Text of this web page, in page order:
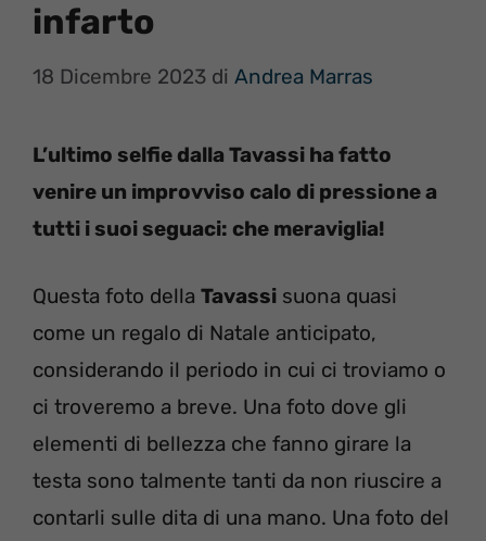
infarto
18 Dicembre 2023 di Andrea Marras
L’ultimo selfie dalla Tavassi ha fatto
venire un improvviso calo di pressione a
tutti i suoi seguaci: che meraviglia!
Questa foto della Tavassi suona quasi
come un regalo di Natale anticipato,
considerando il periodo in cui ci troviamo o
ci troveremo a breve. Una foto dove gli
elementi di bellezza che fanno girare la
testa sono talmente tanti da non riuscire a
contarli sulle dita di una mano. Una foto del